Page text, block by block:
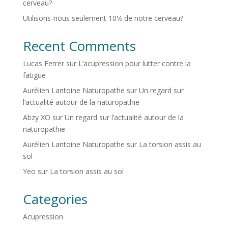
cerveau?
Utilisons-nous seulement 10℅ de notre cerveau?
Recent Comments
Lucas Ferrersur L’acupression pour lutter contre la
fatigue
Aurélien Lantoine Naturopathe sur Un regard sur
l’actualité autour de la naturopathie
Abzy XO sur Un regard sur l’actualité autour de la
naturopathie
Aurélien Lantoine Naturopathe sur La torsion assis au
sol
Yeo sur La torsion assis au sol
Categories
Acupression